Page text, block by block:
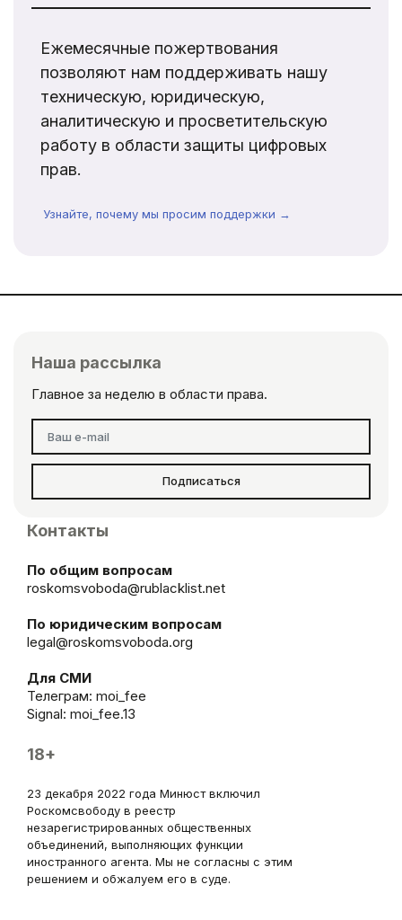
Ежемесячные пожертвования
позволяют нам поддерживать нашу
техническую, юридическую,
аналитическую и просветительскую
работу в области защиты цифровых
прав.
Узнайте, почему мы просим поддержки →
Наша рассылка
Главное за неделю в области права.
Подписаться
Контакты
По общим вопросам
roskomsvoboda@rublacklist.net
По юридическим вопросам
legal@roskomsvoboda.org
Для СМИ
Телеграм: moi_fee
Signal: moi_fee.13
18+
23 декабря 2022 года Минюст включил
Роскомсвободу в реестр
незарегистрированных общественных
объединений, выполняющих функции
иностранного агента. Мы не согласны с этим
решением и обжалуем его в суде.